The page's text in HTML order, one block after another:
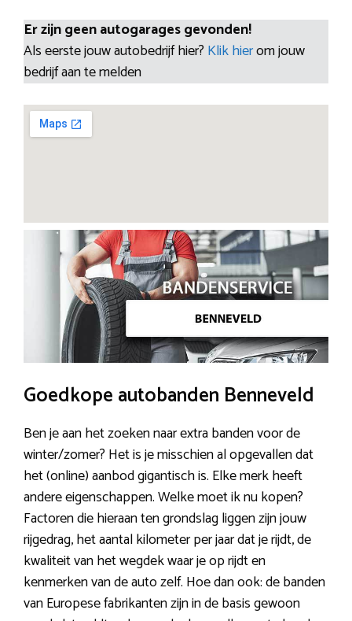
Er zijn geen autogarages gevonden!
Als eerste jouw autobedrijf hier? Klik hierom jouw
bedrijf aan te melden
Goedkope autobanden Benneveld
Ben je aan het zoeken naar extra banden voor de
winter/zomer? Het is je misschien al opgevallen dat
het (online) aanbod gigantisch is. Elke merk heeft
andere eigenschappen. Welke moet ik nu kopen?
Factoren die hieraan ten grondslag liggen zijn jouw
rijgedrag, het aantal kilometer per jaar dat je rijdt, de
kwaliteit van het wegdek waar je op rijdt en
kenmerken van de auto zelf. Hoe dan ook: de banden
van Europese fabrikanten zijn in de basis gewoon